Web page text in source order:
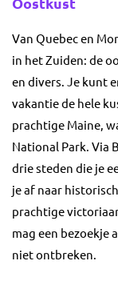
Oostkust
Van Quebec en
in het Zuiden: de
en divers. Je kunt
vakantie de hele
prachtige Maine,
National Park. Via
drie steden die je
je af naar
prachtige
mag een bezoekje
niet ontbreken.